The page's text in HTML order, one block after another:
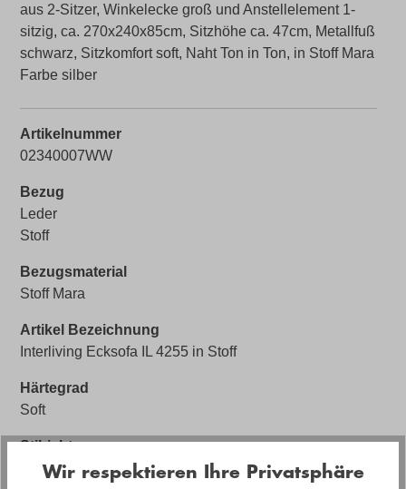
aus 2-Sitzer, Winkelecke groß und Anstellelement 1-
sitzig, ca. 270x240x85cm, Sitzhöhe ca. 47cm, Metallfuß
schwarz, Sitzkomfort soft, Naht Ton in Ton, in Stoff Mara
Farbe silber
Artikelnummer
02340007WW
Bezug
Leder
Stoff
Bezugsmaterial
Stoff Mara
Artikel Bezeichnung
Interliving Ecksofa IL 4255 in Stoff
Härtegrad
Soft
Stilrichtung
Design
Wir respektieren Ihre Privatsphäre